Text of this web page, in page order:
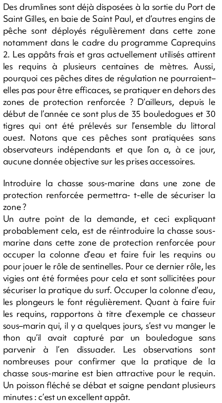
Des drumlines sont déjà disposées à la sortie du Port de
Saint Gilles, en baie de Saint Paul, et d’autres engins de
pêche sont déployés régulièrement dans cette zone
notamment dans le cadre du programme Caprequins
2. Les appâts frais et gras actuellement utilisés attirent
les requins à plusieurs centaines de mètres. Aussi,
pourquoi ces pêches dites de régulation ne pourraient–
elles pas pour être efficaces, se pratiquer en dehors des
zones de protection renforcée ? D’ailleurs, depuis le
début de l’année ce sont plus de 35 bouledogues et 30
tigres qui ont été prélevés sur l’ensemble du littoral
ouest. Notons que ces pêches sont pratiquées sans
observateurs indépendants et que l’on a, à ce jour,
aucune donnée objective sur les prises accessoires.
Introduire la chasse sous-marine dans une zone de
protection renforcée permettra- t-elle de sécuriser la
zone ?
Un autre point de la demande, et ceci expliquant
probablement cela, est de réintroduire la chasse sous-
marine dans cette zone de protection renforcée pour
occuper la colonne d’eau et faire fuir les requins ou
pour jouer le rôle de sentinelles. Pour ce dernier rôle, les
vigies ont été formées pour cela et sont sollicitées pour
sécuriser la pratique du surf. Occuper la colonne d’eau,
les plongeurs le font régulièrement. Quant à faire fuir
les requins, rapportons à titre d’exemple ce chasseur
sous–marin qui, il y a quelques jours, s’est vu manger le
thon qu’il avait capturé par un bouledogue sans
parvenir à l’en dissuader. Les observations sont
nombreuses pour confirmer que la pratique de la
chasse sous-marine est bien attractive pour le requin.
Un poisson fléché se débat et saigne pendant plusieurs
minutes : c’est un excellent appât.